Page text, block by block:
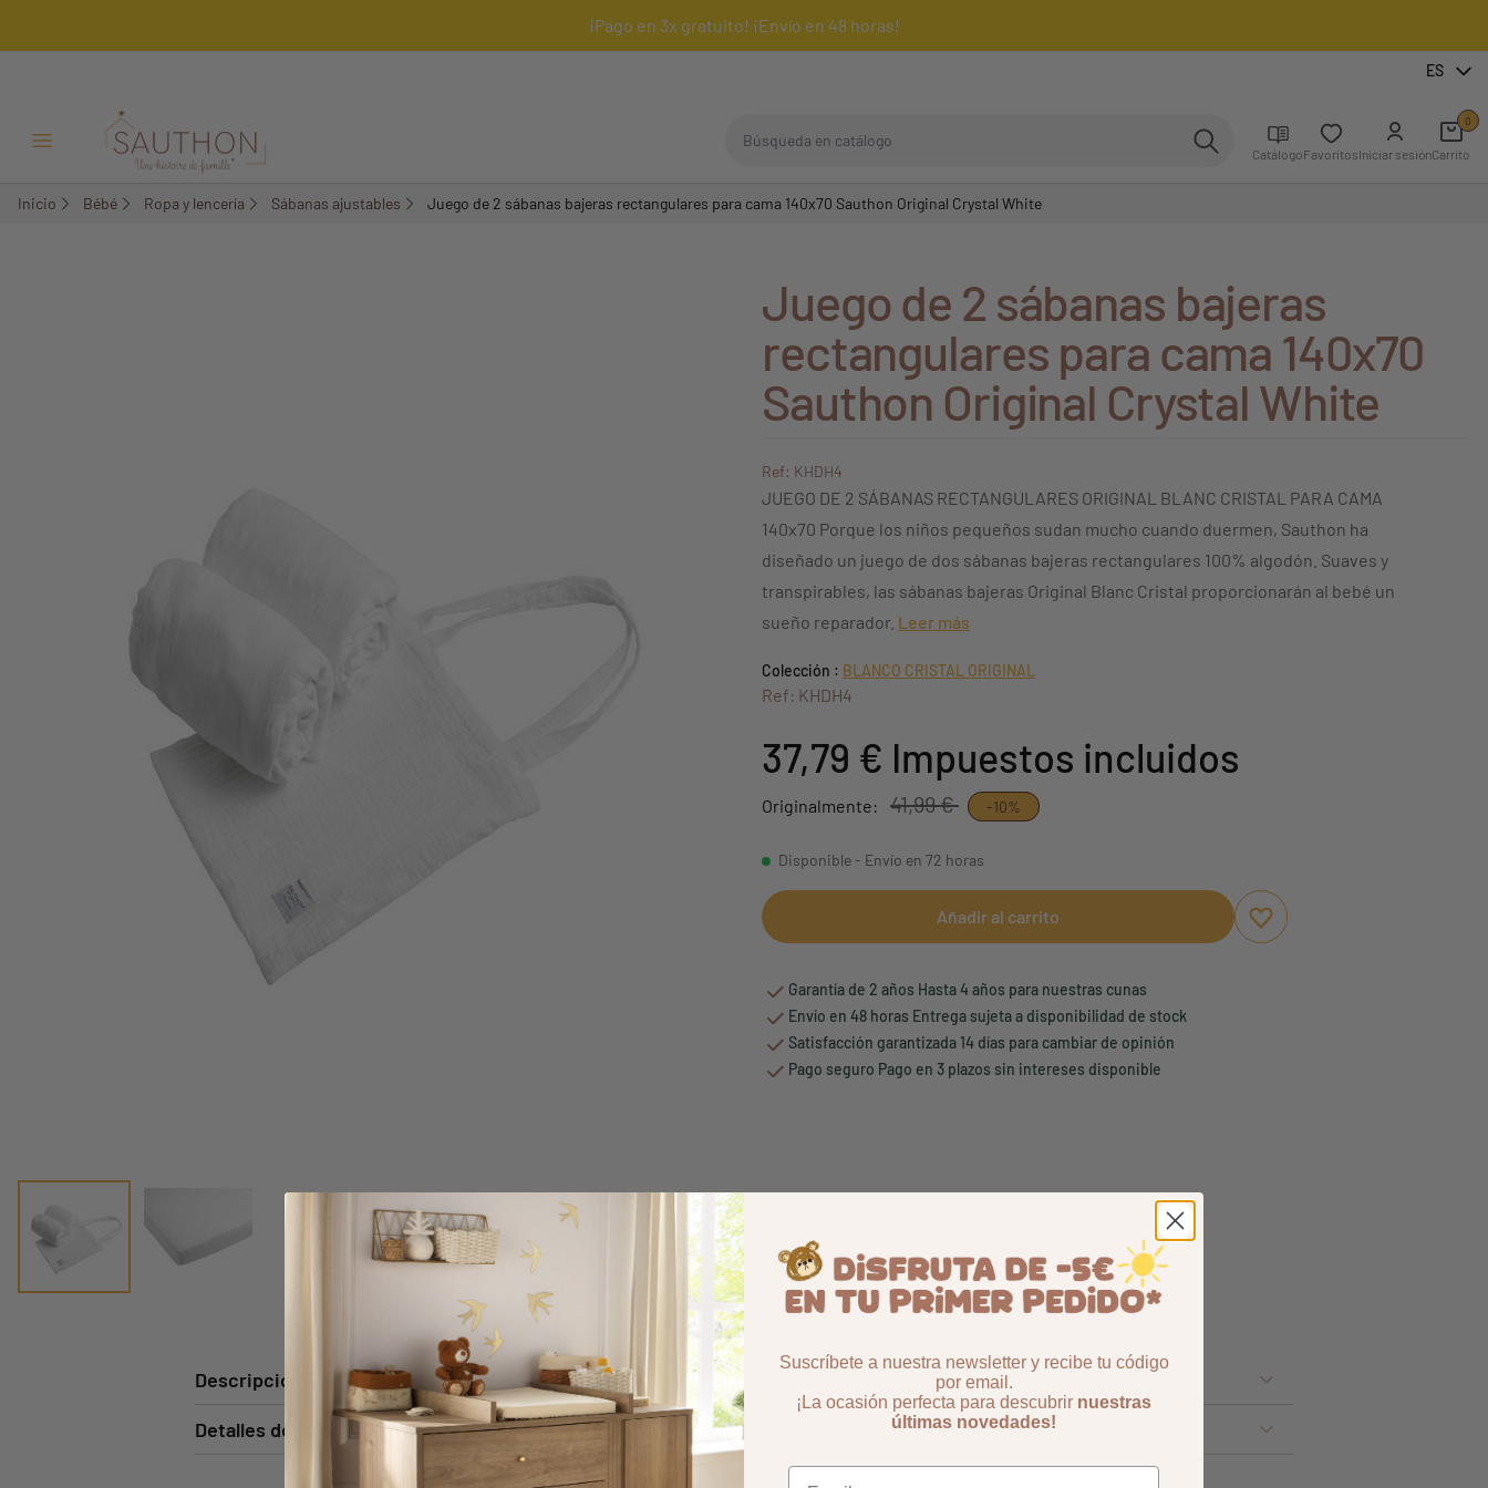
¡Pago en 3x gratuito! ¡Envío en 48 horas!
ES
Menú Abrir/Cerrar CatálogoFavoritosIniciar sesiónCarrito
0
Inicio Bébé Ropa y lencería Sábanas ajustables Juego de 2 sábanas bajeras rectangulares para cama 140x70 Sauthon Original Crystal White
Juego de 2 sábanas bajeras
rectangulares para cama 140x70
Sauthon Original Crystal White
Ref: KHDH4
JUEGO DE 2 SÁBANAS RECTANGULARES ORIGINAL BLANC CRISTAL PARA CAMA
140x70 Porque los niños pequeños sudan mucho cuando duermen, Sauthon ha
diseñado un juego de dos sábanas bajeras rectangulares 100% algodón. Suaves y
transpirables, las sábanas bajeras Original Blanc Cristal proporcionarán al bebé un
sueño reparador. Leer más
Colección : BLANCO CRISTAL ORIGINAL
Ref: KHDH4
37,79 € Impuestos incluidos
Originalmente: 41,99 € -10%
Disponible - Envío en 72 horas
Añadir al carrito
Aggiungi ai preferiti
borrar favoritos
Garantía de 2 años Hasta 4 años para nuestras cunas
Envío en 48 horas Entrega sujeta a disponibilidad de stock
Satisfacción garantizada 14 días para cambiar de opinión
Pago seguro Pago en 3 plazos sin intereses disponible
Descripción
Detalles del producto
Suscríbete a nuestra newsletter y recibe tu código
por email.
¡La ocasión perfecta para descubrir nuestras
últimas novedades!